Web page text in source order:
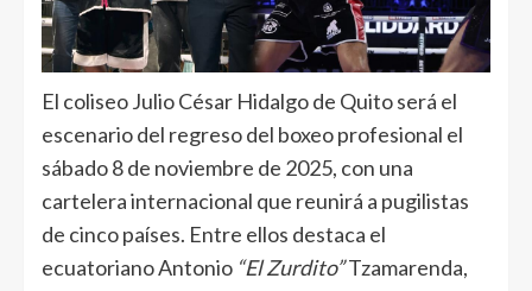
El coliseo Julio César Hidalgo de Quito será el
escenario del regreso del boxeo profesional el
sábado 8 de noviembre de 2025, con una
cartelera internacional que reunirá a pugilistas
de cinco países. Entre ellos destaca el
ecuatoriano Antonio “El Zurdito”Tzamarenda,